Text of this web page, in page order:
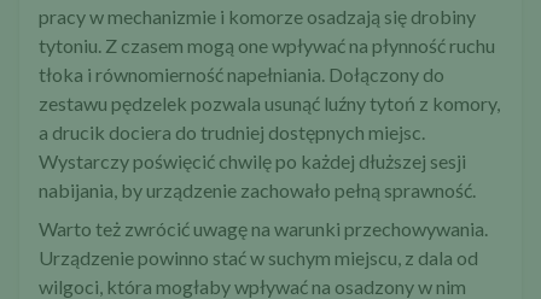
pracy w mechanizmie i komorze osadzają się drobiny
tytoniu. Z czasem mogą one wpływać na płynność ruchu
tłoka i równomierność napełniania. Dołączony do
zestawu pędzelek pozwala usunąć luźny tytoń z komory,
a drucik dociera do trudniej dostępnych miejsc.
Wystarczy poświęcić chwilę po każdej dłuższej sesji
nabijania, by urządzenie zachowało pełną sprawność.
Warto też zwrócić uwagę na warunki przechowywania.
Urządzenie powinno stać w suchym miejscu, z dala od
wilgoci, która mogłaby wpływać na osadzony w nim